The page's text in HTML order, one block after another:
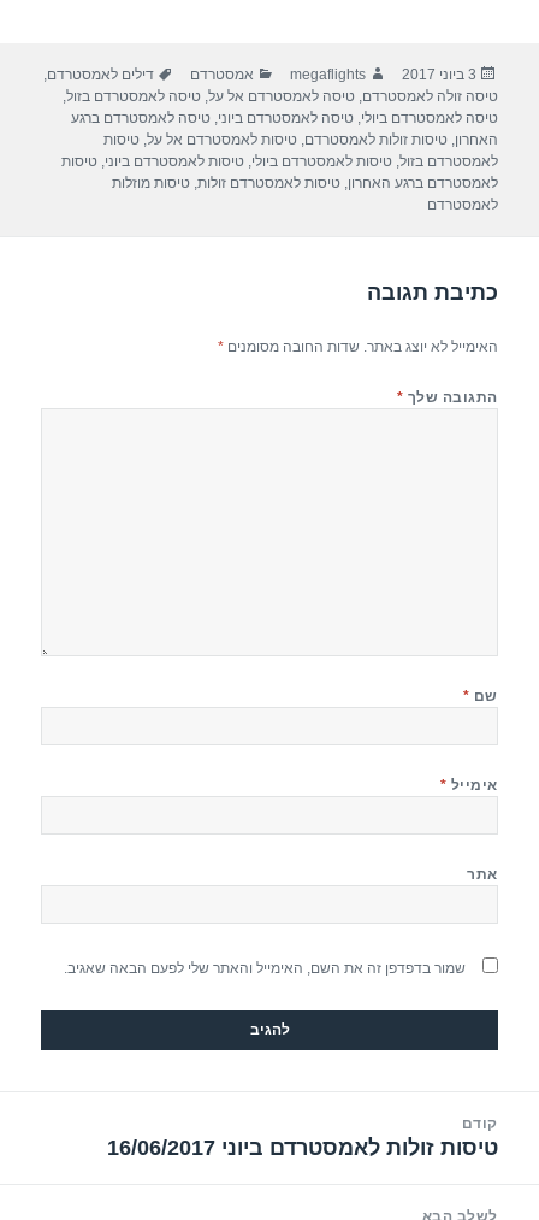
e
b
o
o
gr
a
m
s
A
p
e
פורסם
בתאריך
3 ביוני 2017 מחבר
megaflights קטגוריות
אמסטרדם תגיות
דילים לאמסטרדם,
טיסה זולה לאמסטרדם,טיסה לאמסטרדם אל על,טיסה לאמסטרדם בזול,
טיסה לאמסטרדם ביולי,טיסה לאמסטרדם ביוני,טיסה לאמסטרדם ברגע
האחרון,טיסות זולות לאמסטרדם,טיסות לאמסטרדם אל על,טיסות
לאמסטרדם בזול,טיסות לאמסטרדם ביולי,טיסות לאמסטרדם ביוני,טיסות
לאמסטרדם ברגע האחרון,טיסות לאמסטרדם זולות,טיסות מוזלות
לאמסטרדם
כתיבת תגובה
האימייל לא יוצג באתר. שדות החובה מסומנים*
התגובה שלך *
שם *
אימייל *
אתר
שמור בדפדפן זה את השם, האימייל והאתר שלי לפעם הבאה שאגיב.
קודם
הפוסט
טיסות זולות לאמסטרדם ביוני 16/06/2017
לשלב הבא